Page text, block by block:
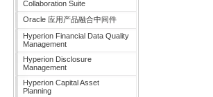
Collaboration Suite
Oracle 应用产品融合中间件
Hyperion Financial Data Quality
Management
Hyperion Disclosure
Management
Hyperion Capital Asset
Planning